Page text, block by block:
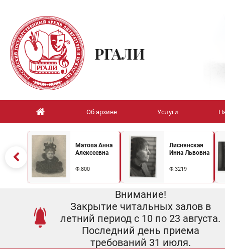
РГАЛИ
Об архиве Услуги
Матова Анна
Алексеевна
Ф.800
Лиснянская
Инна Львовна
Ф.3219
Внимание!
Закрытие читальных залов в
летний период с 10 по 23 августа.
Последний день приема
требований 31 июля.